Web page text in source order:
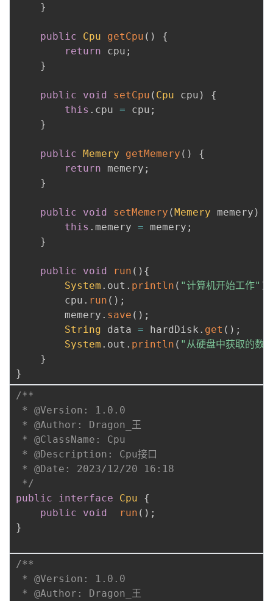
}
public Cpu getCpu ( )
{
return cpu ;
}
public void setCpu ( Cpu cpu )
{
this . cpu = cpu ;
}
public Memery getMemery ( )
{
return memery ;
}
public void setMemery (Memery memery )
this . memery = memery ;
}
public void run ( ) {
System . out . println ( "计算机开始工作" )
        cpu
. run ( ) ;
        memery
. save ( ) ;
String data = hardDisk . get ( ) ;
System . out . println ( "从硬盘中获取的数
}
}
/**
* @Version: 1.0.0
* @Author: Dragon_王
* @ClassName: Cpu
* @Description: Cpu接口
* @Date: 2023/12/20 16:18
*/
public
interface Cpu
{
public
void run ( ) ;
}
/**
* @Version: 1.0.0
* @Author: Dragon_王